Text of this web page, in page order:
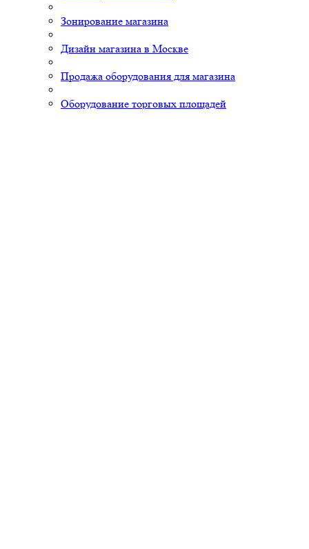
Зонирование магазина
Дизайн магазина в Москве
Продажа оборудования для магазина
Оборудование торговых площадей